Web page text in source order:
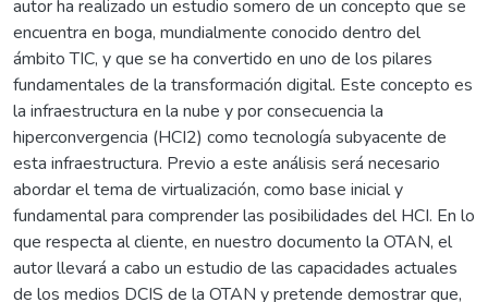
autor ha realizado un estudio somero de un concepto que se
encuentra en boga, mundialmente conocido dentro del
ámbito TIC, y que se ha convertido en uno de los pilares
fundamentales de la transformación digital. Este concepto es
la infraestructura en la nube y por consecuencia la
hiperconvergencia (HCI2) como tecnología subyacente de
esta infraestructura. Previo a este análisis será necesario
abordar el tema de virtualización, como base inicial y
fundamental para comprender las posibilidades del HCI. En lo
que respecta al cliente, en nuestro documento la OTAN, el
autor llevará a cabo un estudio de las capacidades actuales
de los medios DCIS de la OTAN y pretende demostrar que,